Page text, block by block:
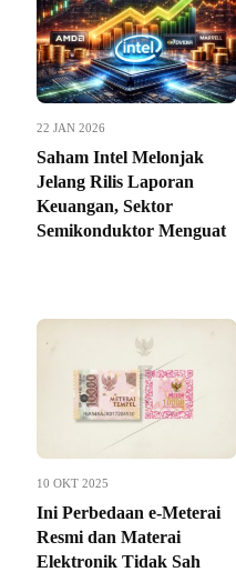
22 JAN 2026
Saham Intel Melonjak
Jelang Rilis Laporan
Keuangan, Sektor
Semikonduktor Menguat
10 OKT 2025
Ini Perbedaan e-Meterai
Resmi dan Materai
Elektronik Tidak Sah